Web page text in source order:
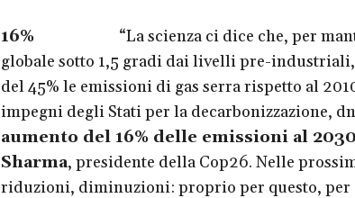
16%
“La scienza ci dice che, per
globale sotto 1,5 gradi dai livelli pre-
del 45% le emissioni di gas serra rispetto al
impegni degli Stati per la decarbonizzazione,
aumento del 16% delle emissioni al 2030
Sharma, presidente della Cop26. Nelle
riduzioni, diminuzioni: proprio per questo, per